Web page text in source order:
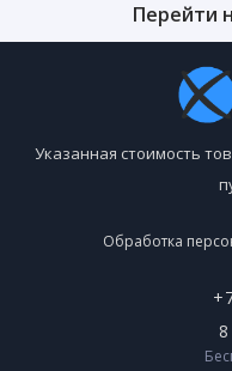
Перейти
Указанная стоимость
Обработка